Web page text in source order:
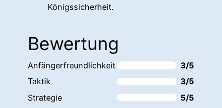
Königssicherheit.
Bewertung
Anfängerfreundlichkeit
3/5
Taktik
3/5
Strategie
5/5